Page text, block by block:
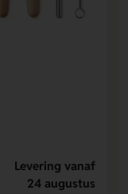
Levering vanaf
24 augustus